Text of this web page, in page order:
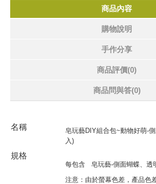
商品內容
購物說明
手作分享
商品評價(0)
商品問與答(0)
名稱 皂玩藝DIY組合包~動物好萌-
入)
規格
每包含 皂玩藝-側面蝴蝶、透
注意：由於螢幕色差，產品色